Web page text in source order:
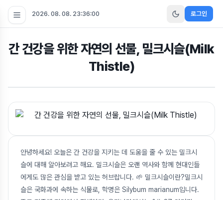
2026. 08. 08. 23:36:01 로그인
간 건강을 위한 자연의 선물, 밀크시슬(Milk
Thistle)
안녕하세요! 오늘은 간 건강을 지키는 데 도움을 줄 수 있는 밀크시
슬에 대해 알아보려고 해요. 밀크시슬은 오랜 역사와 함께 현대인들
에게도 많은 관심을 받고 있는 허브랍니다. 🌱 밀크시슬이란?밀크시
슬은 국화과에 속하는 식물로, 학명은 Silybum marianum입니다.